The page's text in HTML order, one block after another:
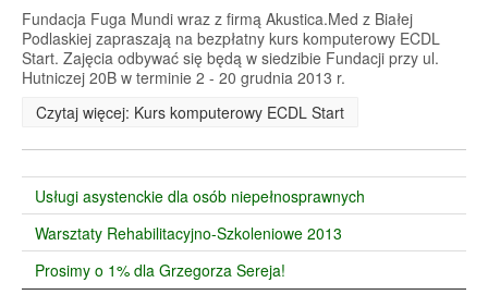
Fundacja Fuga Mundi wraz z firmą Akustica.Med z Białej
Podlaskiej zapraszają na bezpłatny kurs komputerowy ECDL
Start. Zajęcia odbywać się będą w siedzibie Fundacji przy ul.
Hutniczej 20B w terminie 2 - 20 grudnia 2013 r.
Czytaj więcej: Kurs komputerowy ECDL Start
Usługi asystenckie dla osób niepełnosprawnych
Warsztaty Rehabilitacyjno-Szkoleniowe 2013
Prosimy o 1% dla Grzegorza Sereja!